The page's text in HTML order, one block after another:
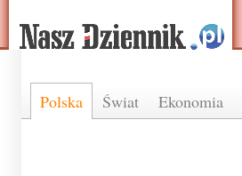
Polska Świat Ekonomia